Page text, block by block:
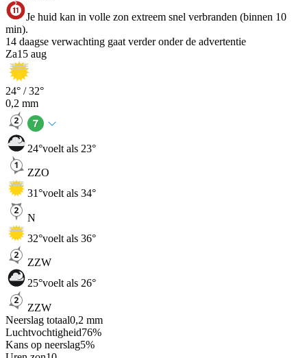
Je huid kan in volle zon extreem snel verbranden (binnen 10
min).
14 daagse verwachting gaat verder onder de advertentie
Za15 aug
24° /32°
0,2 mm
24°voelt als 23°
ZZO
31°voelt als 34°
N
32°voelt als 36°
ZZW
25°voelt als 26°
ZZW
Neerslag totaal0,2 mm
Luchtvochtigheid76%
Kans op neerslag5%